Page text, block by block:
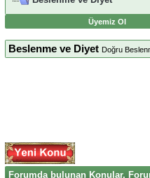
Üyemiz Ol
Beslenme ve Diyet Doğru
Forumda bulunan Konular,